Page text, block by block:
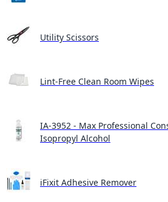
Utility Scissors
Lint-Free Clean Room Wipes
IA-3952 - Max Professional
Isopropyl Alcohol
iFixit Adhesive Remover